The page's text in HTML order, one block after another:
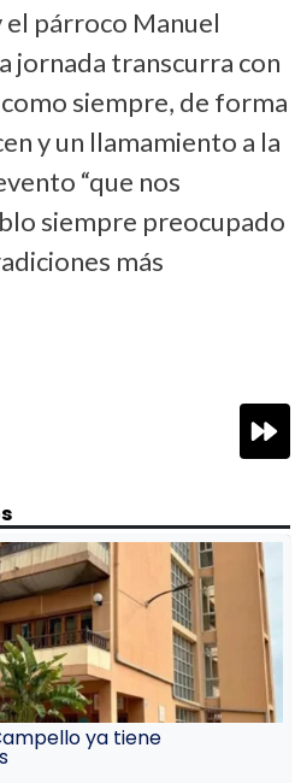
párroco Manuel
jornada transcurra con
siempre, de forma
y un llamamiento a la
“que nos
siempre preocupado
más
ya tiene